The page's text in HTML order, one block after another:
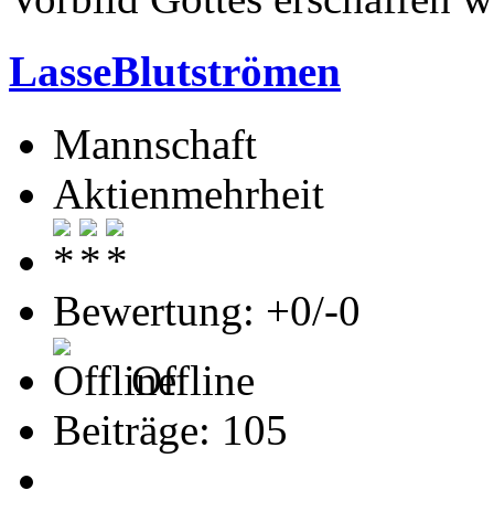
LasseBlutströmen
Mannschaft
Aktienmehrheit
Bewertung: +0/-0
Offline
Beiträge: 105